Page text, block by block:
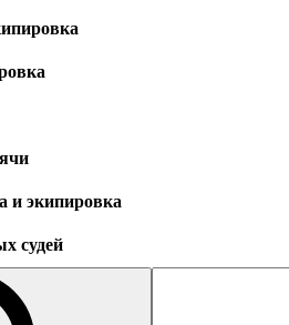
и экипировка
судей